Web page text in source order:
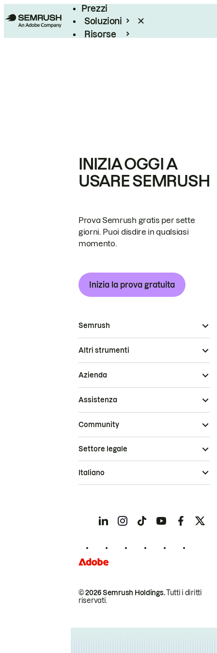
Prezzi
Soluzioni
Risorse
INIZIA OGGI A
USARE SEMRUSH
Prova Semrush gratis per sette
giorni. Puoi disdire in qualsiasi
momento.
Inizia la prova gratuita
Semrush
Altri strumenti
Azienda
Assistenza
Community
© 2026 Semrush Holdings.Tutti i diritti
riservati.
Settore legale
Italiano